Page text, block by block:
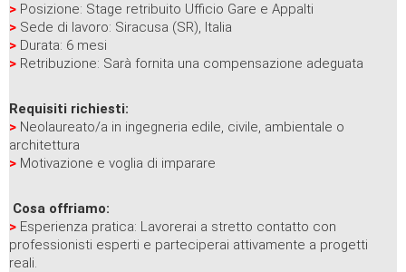
> Posizione: Stage retribuito Ufficio Gare e Appalti
> Sede di lavoro: Siracusa (SR), Italia
> Durata: 6 mesi
> Retribuzione: Sarà fornita una compensazione adeguata
Requisiti richiesti:
> Neolaureato/a in ingegneria edile, civile, ambientale o
architettura
> Motivazione e voglia di imparare
Cosa offriamo:
> Esperienza pratica: Lavorerai a stretto contatto con
professionisti esperti e parteciperai attivamente a progetti
reali.